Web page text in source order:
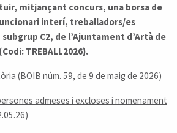
mitjançant concurs, una borsa de
interí, treballadors/es
C2, de l’Ajuntament d’Artà​ de
TREBALL2026).
(BOIB núm. 59, de 9 de maig de 2026)
admeses i excloses i nomenament